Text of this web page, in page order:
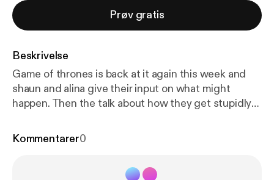
Prøv gratis
Beskrivelse
Game of thrones is back at it again this week and
shaun and alina give their input on what might
happen. Then the talk about how they get stupidly
Kommentarer0